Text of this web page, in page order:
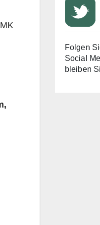
Folgen
Social
bleiben